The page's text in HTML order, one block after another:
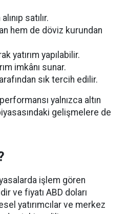
satılır.
hem de döviz kurundan
yatırım yapılabilir.
imkânı sunar.
sık tercih edilir.
yalnızca altın
gelişmelere de
işlem gören
ve fiyatı ABD doları
yatırımcılar ve merkez